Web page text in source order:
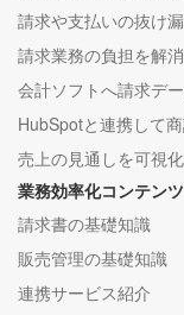
請求や支払いの抜け
請求業務の負担を解
会計ソフトへ請求デ
HubSpotと連携して
売上の見通しを可視
業務効率化コンテンツ
請求書の基礎知識
販売管理の基礎知識
連携サービス紹介